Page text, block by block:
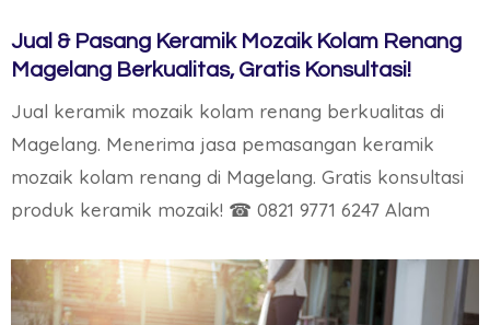
Jual & Pasang Keramik Mozaik Kolam Renang
Magelang Berkualitas, Gratis Konsultasi!
Jual keramik mozaik kolam renang berkualitas di
Magelang. Menerima jasa pemasangan keramik
mozaik kolam renang di Magelang. Gratis konsultasi
produk keramik mozaik! ☎ 0821 9771 6247 Alam